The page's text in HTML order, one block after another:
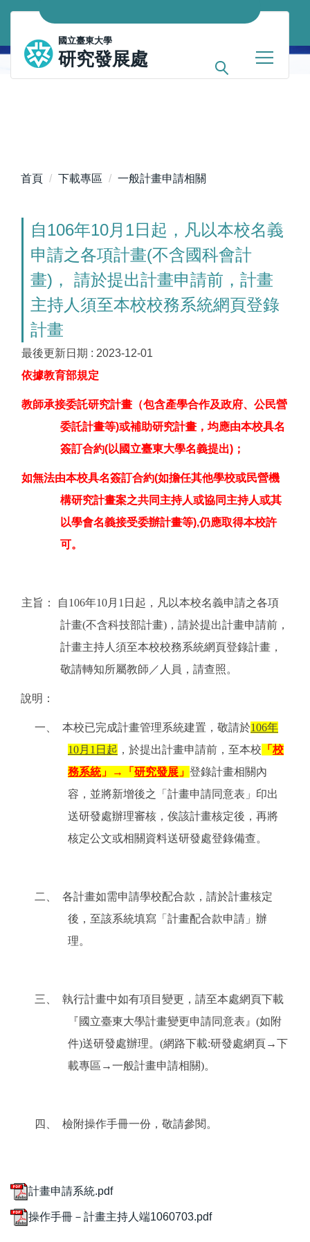
跳
主
內
國立臺東大學
研究發展處
首頁 下載專區 一般計畫申請相關
自106年10月1日起，凡以本校名義
申請之各項計畫(不含國科會計
畫)， 請於提出計畫申請前，計畫
主持人須至本校校務系統網頁登錄
計畫
最後更新日期 : 2023-12-01
依據教育部規定
教師承接委託研究計畫（包含產學合作及政府、公民營
委託計畫等)或補助研究計畫，均應由本校具名
簽訂合約(以國立臺東大學名義提出)；
如無法由本校具名簽訂合約(如擔任其他學校或民營機
構研究計畫案之共同主持人或協同主持人或其
以學會名義接受委辦計畫等),仍應取得本校許
可。
主旨： 自106年10月1日起，凡以本校名義申請之各項
計畫(不含科技部計畫)， 請於提出計畫申請前，
計畫主持人須至本校校務系統網頁登錄計畫，
敬請轉知所屬教師／人員，請查照。
說明：
一、 本校已完成計畫管理系統建置，敬請於106年
10月1日起 ，於提出計畫申請前，至本校 「 校
務系統 」→「 研究發展 」 登錄計畫相關內
容，並將新增後之「計畫申請同意表」印出
送研發處辦理審核，俟該計畫核定後，再將
核定公文或相關資料送研發處登錄備查。
二、 各計畫如需申請學校配合款，請於計畫核定
後，至該系統填寫「計畫配合款申請」辦
理。
三、 執行計畫中如有項目變更，請至本處網頁下載
『國立臺東大學計畫變更申請同意表』(如附
件)送研發處辦理。(網路下載:研發處網頁→下
載專區→一般計畫申請相關)。
四、 檢附操作手冊一份，敬請參閱。
計畫申請系統.pdf
操作手冊－計畫主持人端1060703.pdf